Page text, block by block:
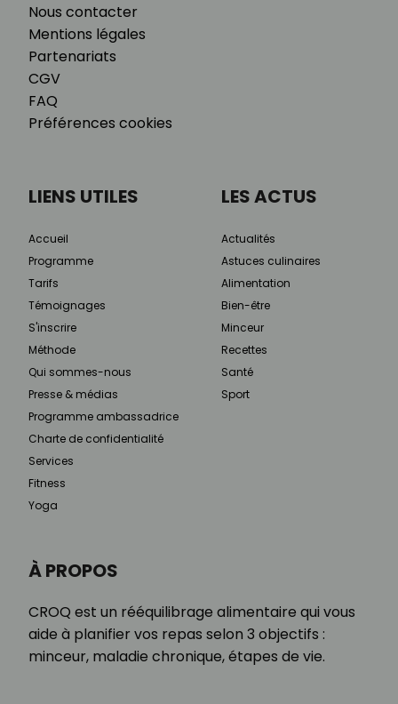
Nous contacter
Mentions légales
Partenariats
CGV
FAQ
Préférences cookies
À PROPOS
CROQ est un rééquilibrage alimentaire qui vous
aide à planifier vos repas selon 3 objectifs :
minceur, maladie chronique, étapes de vie.
LIENS UTILES
Accueil
Programme
Tarifs
Témoignages
S'inscrire
Méthode
Qui sommes-nous
Presse & médias
Programme ambassadrice
Charte de confidentialité
Services
Fitness
Yoga
LES ACTUS
Actualités
Astuces culinaires
Alimentation
Bien-être
Minceur
Recettes
Santé
Sport